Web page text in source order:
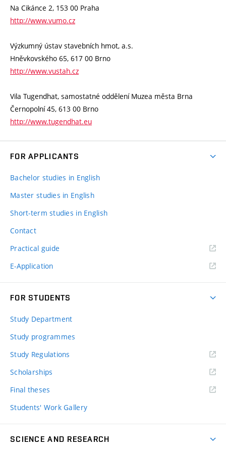
Na Cikánce 2, 153 00 Praha
http://www.vumo.cz
Výzkumný ústav stavebních hmot, a.s.
Hněvkovského 65, 617 00 Brno
http://www.vustah.cz
Vila Tugendhat, samostatné oddělení Muzea města Brna
Černopolní 45, 613 00 Brno
http://www.tugendhat.eu
FOR APPLICANTS
Bachelor studies in English
Master studies in English
Short-term studies in English
Contact
Practical guide
E-Application
FOR STUDENTS
Study Department
Study programmes
Study Regulations
Scholarships
Final theses
Students' Work Gallery
SCIENCE AND RESEARCH